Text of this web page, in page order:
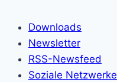
Downloads
Newsletter
RSS-Newsfeed
Soziale Netzwerke